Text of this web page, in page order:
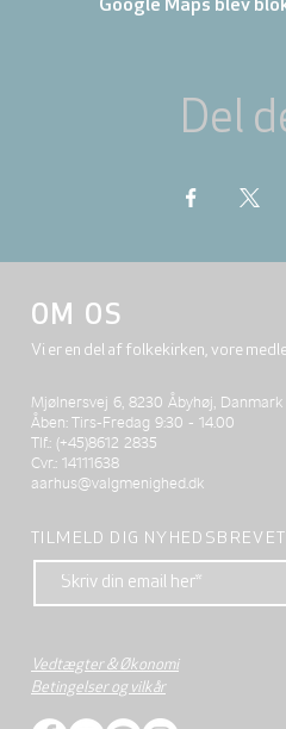
Google Maps blev
Del
OM OS
Vi er en del af folkekirken, vore
Mjølnersvej 6, 8230 Åbyhøj, Danmark
Åben: Tirs-Fredag 9:30 - 14.00
Tlf.: (+45)8612 2835
Cvr.: 14111638
aarhus@valgmenighed.dk
TILMELD DIG NYHEDSBREVET
Vedtægter & Økonomi
Betingelser og vilkår